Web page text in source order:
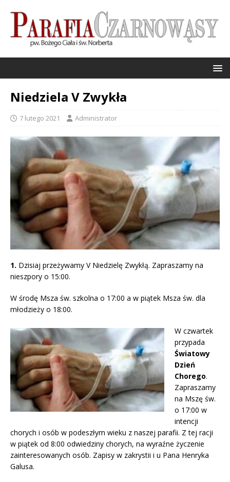
Niedziela V Zwykła
7 lutego 2021 Administrator
1. Dzisiaj przeżywamy V Niedzielę Zwykłą. Zapraszamy na
nieszpory o 15:00.
W środę Msza św. szkolna o 17:00 a w piątek Msza św. dla
młodzieży o 18:00.
W czwartek
przypada
Światowy
Dzień
Chorego.
Zapraszamy
na Mszę św.
o 17:00 w
intencji
chorych i osób w podeszłym wieku z naszej parafii. Z tej racji
w piątek od 8:00 odwiedziny chorych, na wyraźne życzenie
zainteresowanych osób. Zapisy w zakrystii i u Pana Henryka
Galusa.